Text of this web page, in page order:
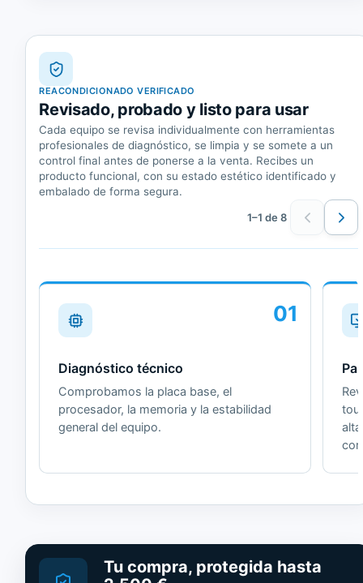
REACONDICIONADO VERIFICADO
Revisado, probado y listo para usar
Cada equipo se revisa individualmente con herramientas
profesionales de diagnóstico, se limpia y se somete a un
control final antes de ponerse a la venta. Recibes un
producto funcional, con su estado estético identificado y
embalado de forma segura.
1–1 de 8
01
Diagnóstico técnico
Comprobamos la placa base, el
procesador, la memoria y la estabilidad
general del equipo.
Tu compra, protegida hasta